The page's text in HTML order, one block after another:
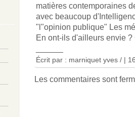
matières contemporaines
avec beaucoup
"l"opinion publique" Les
En ont-ils d'ailleurs envie
Écrit par : marniquet yves / |
Les commentaires sont